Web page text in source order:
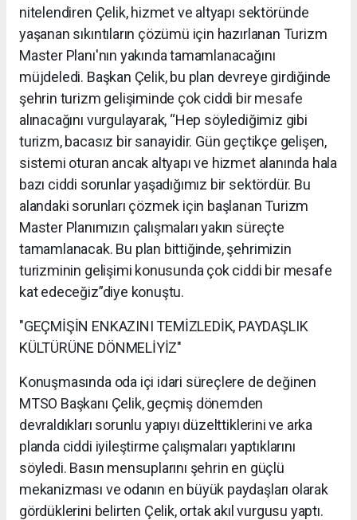
nitelendiren Çelik, hizmet ve altyapı sektöründe
yaşanan sıkıntıların çözümü için hazırlanan Turizm
Master Planı'nın yakında tamamlanacağını
müjdeledi. Başkan Çelik, bu plan devreye girdiğinde
şehrin turizm gelişiminde çok ciddi bir mesafe
alınacağını vurgulayarak, “Hep söylediğimiz gibi
turizm, bacasız bir sanayidir. Gün geçtikçe gelişen,
sistemi oturan ancak altyapı ve hizmet alanında hala
bazı ciddi sorunlar yaşadığımız bir sektördür. Bu
alandaki sorunları çözmek için başlanan Turizm
Master Planımızın çalışmaları yakın süreçte
tamamlanacak. Bu plan bittiğinde, şehrimizin
turizminin gelişimi konusunda çok ciddi bir mesafe
kat edeceğiz”diye konuştu.
"GEÇMİŞİN ENKAZINI TEMİZLEDİK, PAYDAŞLIK
KÜLTÜRÜNE DÖNMELİYİZ"
Konuşmasında oda içi idari süreçlere de değinen
MTSO Başkanı Çelik, geçmiş dönemden
devraldıkları sorunlu yapıyı düzelttiklerini ve arka
planda ciddi iyileştirme çalışmaları yaptıklarını
söyledi. Basın mensuplarını şehrin en güçlü
mekanizması ve odanın en büyük paydaşları olarak
gördüklerini belirten Çelik, ortak akıl vurgusu yaptı.